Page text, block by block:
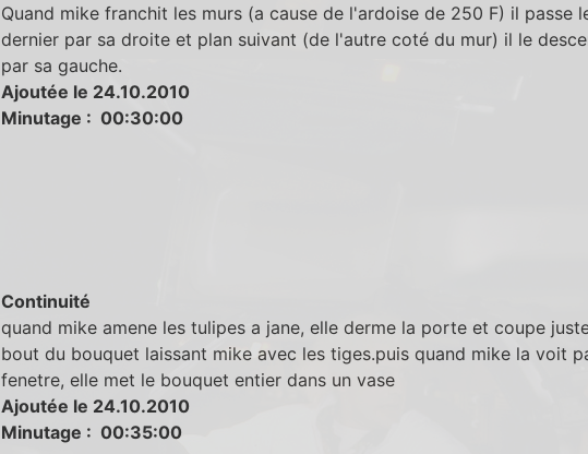
Quand mike franchit les murs (a cause de l'ardoise de 250 F) il passe
dernier par sa droite et plan suivant (de l'autre coté du mur) il le
par sa gauche.
Ajoutée le 24.10.2010
Minutage : 00:30:00
Continuité
quand mike amene les tulipes a jane, elle derme la porte et coupe
bout du bouquet laissant mike avec les tiges.puis quand mike la voit
fenetre, elle met le bouquet entier dans un vase
Ajoutée le 24.10.2010
Minutage : 00:35:00